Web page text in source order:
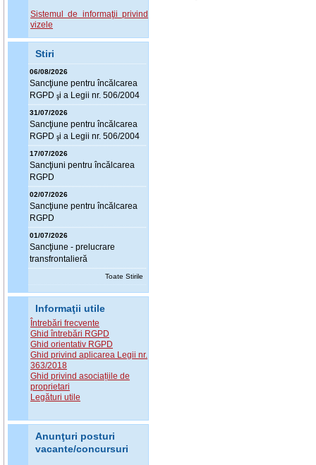
Sistemul de informaţii privind
vizele
Stiri
06/08/2026
Sancţiune pentru încălcarea
RGPD şi a Legii nr. 506/2004
31/07/2026
Sancţiune pentru încălcarea
RGPD şi a Legii nr. 506/2004
17/07/2026
Sancţiuni pentru încălcarea
RGPD
02/07/2026
Sancţiune pentru încălcarea
RGPD
01/07/2026
Sancţiune - prelucrare
transfrontalieră
Toate Stirile
Informaţii utile
Întrebări frecvente
Ghid întrebări RGPD
Ghid orientativ RGPD
Ghid privind aplicarea Legii nr.
363/2018
Ghid privind asociațiile de
proprietari
Legături utile
Anunţuri posturi
vacante/concursuri